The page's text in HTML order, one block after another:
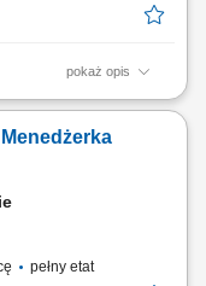
pokaż opis
harmonogramu dostaw
w trybie bez
za fizyczny
pełny etat